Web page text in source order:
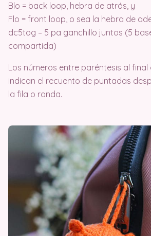
Blo = back loop, hebra de atrás, y
Flo = front loop, o sea la hebra de
dc5tog – 5 pa ganchillo juntos (5
compartida)
Los números entre paréntesis al
indican el recuento de puntadas
la fila o ronda.